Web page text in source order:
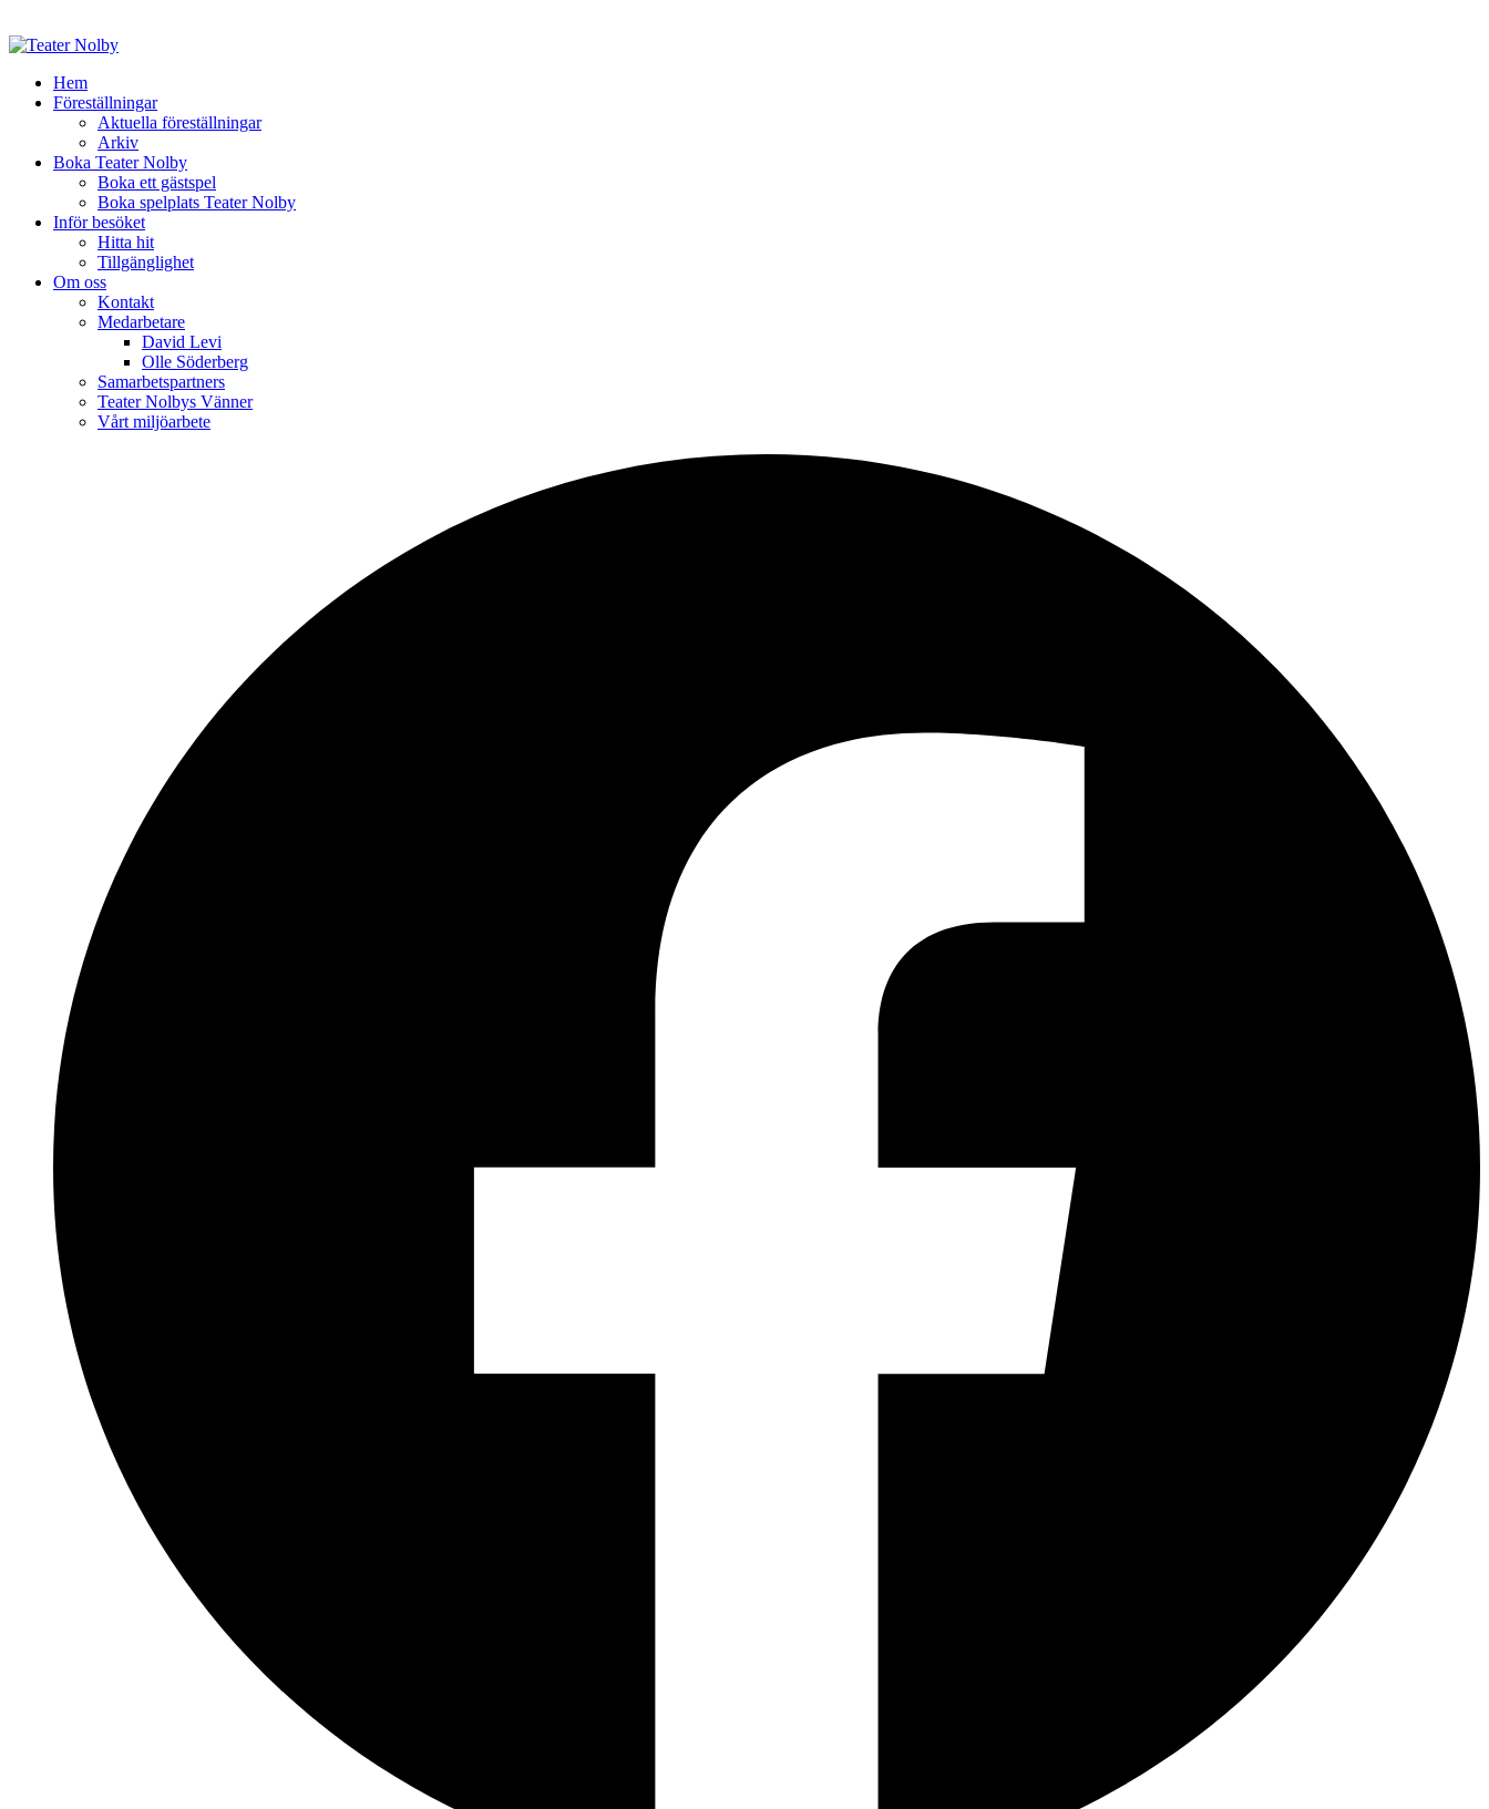
Hem
Föreställningar
Aktuella föreställningar
Arkiv
Boka Teater Nolby
Boka ett gästspel
Boka spelplats Teater Nolby
Inför besöket
Hitta hit
Tillgänglighet
Om oss
Kontakt
Medarbetare
David Levi
Olle Söderberg
Samarbetspartners
Teater Nolbys Vänner
Vårt miljöarbete